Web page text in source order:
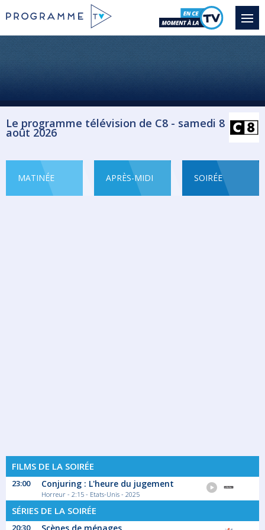
Le programme télévision de C8 - samedi 8
août 2026
MATINÉE APRÈS-MIDI SOIRÉE
FILMS DE LA SOIRÉE
23:00 Conjuring : L'heure du jugement
Horreur - 2:15 - Etats-Unis - 2025
SÉRIES DE LA SOIRÉE
20:30